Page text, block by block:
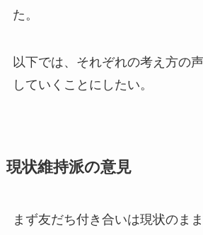
た。
以下では、それぞれの考え方の
していくことにしたい。
現状維持派の意見
まず友だち付き合いは現状のま